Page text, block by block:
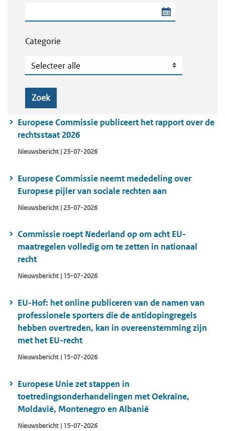
Categorie
Categorie
Zoek
Europese Commissie publiceert het rapport over de
rechtsstaat 2026
Nieuwsbericht | 23-07-2026
Europese Commissie neemt mededeling over
Europese pijler van sociale rechten aan
Nieuwsbericht | 23-07-2026
Commissie roept Nederland op om acht EU-
maatregelen volledig om te zetten in nationaal
recht
Nieuwsbericht | 15-07-2026
EU-Hof: het online publiceren van de namen van
professionele sporters die de antidopingregels
hebben overtreden, kan in overeenstemming zijn
met het EU-recht
Nieuwsbericht | 15-07-2026
Europese Unie zet stappen in
toetredingsonderhandelingen met Oekraïne,
Moldavië, Montenegro en Albanië
Nieuwsbericht | 15-07-2026